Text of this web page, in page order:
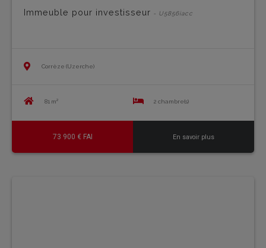
Immeuble pour investisseur - U5856iacc
Corrèze (Uzerche)
81 m² 2 chambre(s)
73 900 € FAI En savoir plus